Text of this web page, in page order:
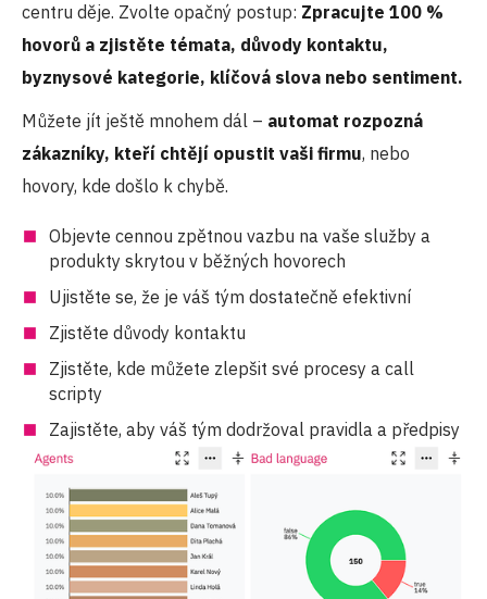
centru děje. Zvolte opačný postup: Zpracujte 100 %
hovorů a zjistěte témata, důvody kontaktu,
byznysové kategorie, klíčová slova nebo sentiment.
Můžete jít ještě mnohem dál – automat rozpozná
zákazníky, kteří chtějí opustit vaši firmu, nebo
hovory, kde došlo k chybě.
Objevte cennou zpětnou vazbu na vaše služby a
produkty skrytou v běžných hovorech
Ujistěte se, že je váš tým dostatečně efektivní
Zjistěte důvody kontaktu
Zjistěte, kde můžete zlepšit své procesy a call
scripty
Zajistěte, aby váš tým dodržoval pravidla a předpisy